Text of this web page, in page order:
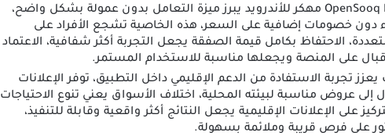
تحميل تطبيق السوق المفتوح OpenSooq Premium مهكر للأندرويد يبرز ميزة التعامل بدون عمولة بشكل واضح،
دون خصومات إضافية على السعر، هذه الخاصية تشجع الأفراد على
الاحتفاظ بكامل قيمة الصفقة يجعل التجربة أكثر شفافية، الاعتماد
على المنصة ويجعلها مناسبة للاستخدام المستمر.
تجربة الاستفادة من الدعم الإقليمي داخل التطبيق، توفر الإعلانات
عروض مناسبة لبيئته المحلية، اختلاف الأسواق يعني تنوع الاحتياجات
الإعلانات الإقليمية يجعل النتائج أكثر واقعية وقابلة للتنفيذ،
على فرص قريبة وملائمة بسهولة.